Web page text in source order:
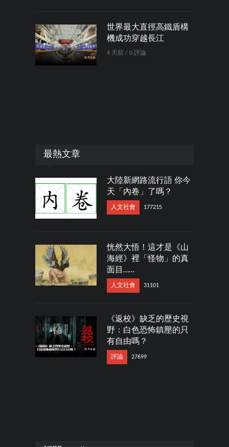
世界最大直徑高鐵盾構
機成功穿越長江
4 天前 / 0 評論
最熱文章
大陸新網路流行語 你今
天「內卷」了嗎？
人文社會 177215
恍然大悟！這才是《山
海經》裡「怪物」的真
面目……
人文社會 31101
《返校》缺乏的歷史視
野：白色恐怖鎮壓的只
有自由嗎？
評論 27699